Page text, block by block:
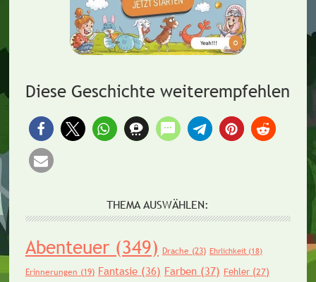
Diese Geschichte weiterempfehlen
THEMA AUSWÄHLEN:
Abenteuer(349) Drache (23) Ehrlichkeit(18)
Erinnerungen (19) Fantasie(36) Farben(37) Fehler(27)